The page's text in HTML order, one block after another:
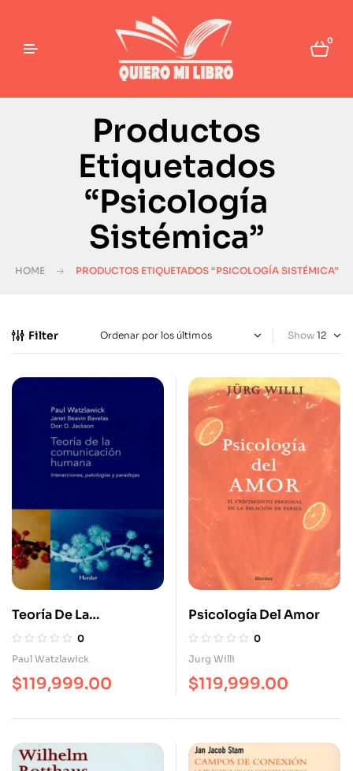
0
Productos
Etiquetados
“Psicología
Sistémica”
HOME PRODUCTOS ETIQUETADOS “PSICOLOGÍA SISTÉMICA”
Filter Show
Teoría De La
Comunicación Humana
0
Paul Watzlawick
$119,999.00
Psicología Del Amor
0
Jurg Willi
$119,999.00